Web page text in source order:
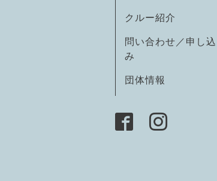
クルー紹介
問い合わせ／申し込
み
団体情報